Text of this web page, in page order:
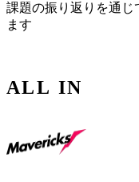
課題の振り返りを通じ
ます
ALL IN